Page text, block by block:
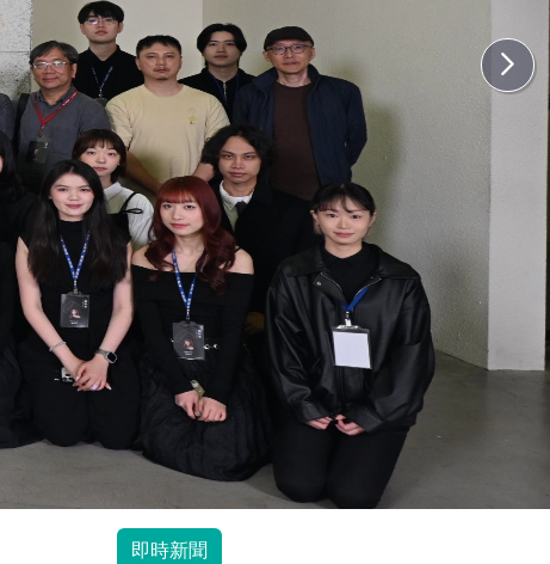
即時新聞